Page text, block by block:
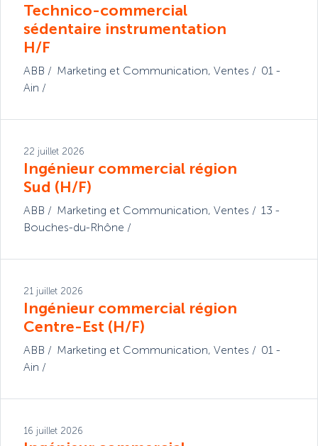
Technico-commercial
sédentaire instrumentation
H/F
ABB Marketing et Communication, Ventes
01 -
Ain
22 juillet 2026
Ingénieur commercial région
Sud (H/F)
ABB Marketing et Communication, Ventes
13 -
Bouches-du-Rhône
21 juillet 2026
Ingénieur commercial région
Centre-Est (H/F)
ABB Marketing et Communication, Ventes
01 -
Ain
16 juillet 2026